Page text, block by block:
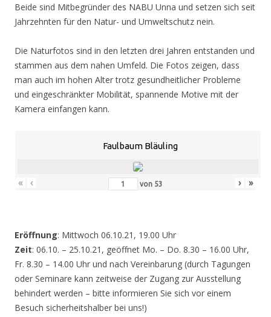
Beide sind Mitbegründer des NABU Unna und setzen sich seit
Jahrzehnten für den Natur- und Umweltschutz nein.
Die Naturfotos sind in den letzten drei Jahren entstanden und
stammen aus dem nahen Umfeld. Die Fotos zeigen, dass
man auch im hohen Alter trotz gesundheitlicher Probleme
und eingeschränkter Mobilität, spannende Motive mit der
Kamera einfangen kann.
Faulbaum Bläuling
« ‹ von 53 › »
Eröffnung: Mittwoch 06.10.21, 19.00 Uhr
Zeit: 06.10. – 25.10.21, geöffnet Mo. – Do. 8.30 – 16.00 Uhr,
Fr. 8.30 – 14.00 Uhr und nach Vereinbarung (durch Tagungen
oder Seminare kann zeitweise der Zugang zur Ausstellung
behindert werden – bitte informieren Sie sich vor einem
Besuch sicherheitshalber bei uns!)